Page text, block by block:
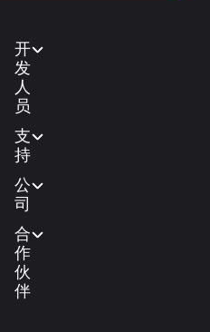
开
发
人
员
支
持
公
司
合
作
伙
伴